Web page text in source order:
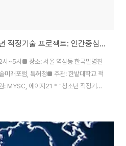
제5회 적정기술포럼 - "청소년 적정기술 프로젝트: 인간중심문제해결자 되기" (홍성욱)
~5시■ 장소: 서울 역삼동 한국발명진
미래포럼, 특허청■ 주관: 한밭대학교 적
: MYSC, 에이지21 * "청소년 적정기술
홍성욱 (적정기술미래포럼 대표)